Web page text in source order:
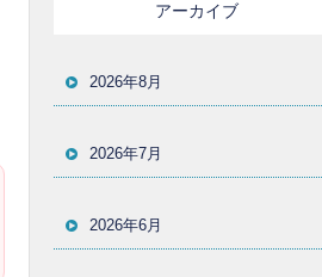
アーカイブ
2026年8月
2026年7月
2026年6月